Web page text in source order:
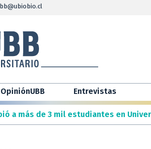
OpiniónUBB Entrevistas
a más de 3 mil estudiantes en